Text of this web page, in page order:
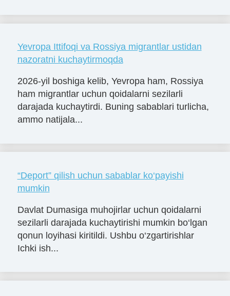
Yevropa Ittifoqi va Rossiya migrantlar ustidan
nazoratni kuchaytirmoqda
2026-yil boshiga kelib, Yevropa ham, Rossiya
ham migrantlar uchun qoidalarni sezilarli
darajada kuchaytirdi. Buning sabablari turlicha,
ammo natijala...
“Deport” qilish uchun sabablar ko‘payishi
mumkin
Davlat Dumasiga muhojirlar uchun qoidalarni
sezilarli darajada kuchaytirishi mumkin bo‘lgan
qonun loyihasi kiritildi. Ushbu o‘zgartirishlar
Ichki ish...